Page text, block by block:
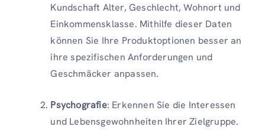
Kundschaft Alter, Geschlecht, Wohnort und
Einkommensklasse. Mithilfe dieser Daten
können Sie Ihre Produktoptionen besser an
ihre spezifischen Anforderungen und
Geschmäcker anpassen.
Psychografie: Erkennen Sie die Interessen
und Lebensgewohnheiten Ihrer Zielgruppe.